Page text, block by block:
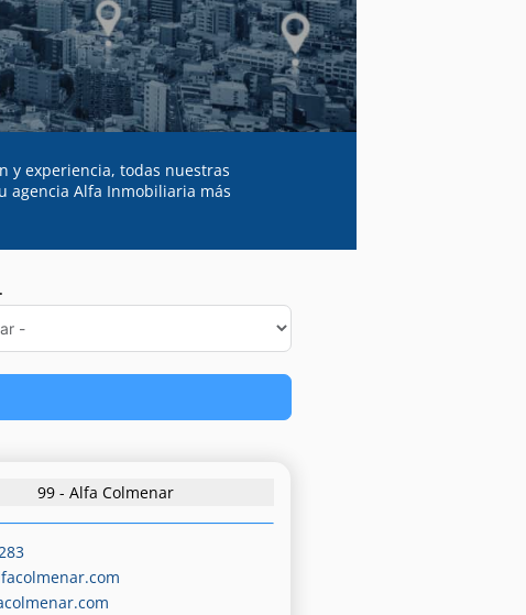
y experiencia, todas nuestras
agencia Alfa Inmobiliaria más
99 - Alfa Colmenar